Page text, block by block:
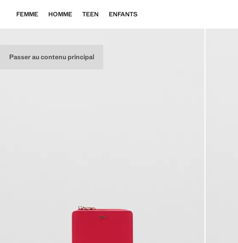
Passer au contenu principal
FEMME HOMME TEEN ENFANTS